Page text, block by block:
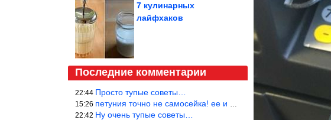
7 кулинарных
лайфхаков
Последние комментарии
22:44 Просто тупые советы…
15:26 петуния точно не самосейка! ее и из рассады тяжело вырастить!
22:42 Ну очень тупые советы…